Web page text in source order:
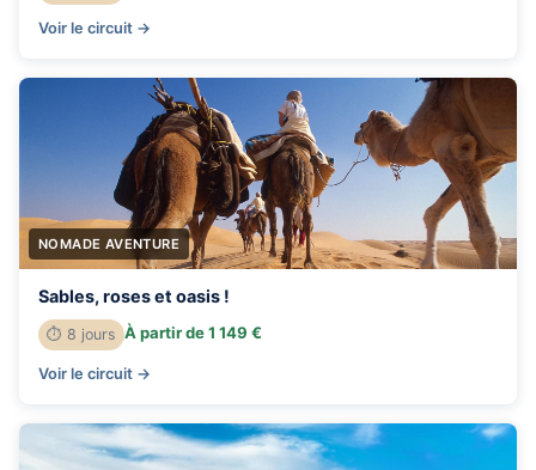
Voir le circuit →
NOMADE AVENTURE
Sables, roses et oasis !
⏱ 8 jours À partir de 1 149 €
Voir le circuit →